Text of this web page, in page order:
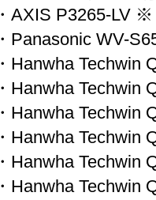
・AXIS P3265-LV ※
・Panasonic WV-
・Hanwha Techwin
・Hanwha Techwin
・Hanwha Techwin
・Hanwha Techwin
・Hanwha Techwin
・Hanwha Techwin